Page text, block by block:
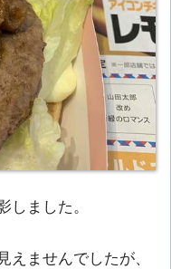
しました。
えませんでしたが、